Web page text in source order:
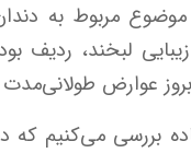
لبخند،
بروز عوارض
بررسی می‌کنیم